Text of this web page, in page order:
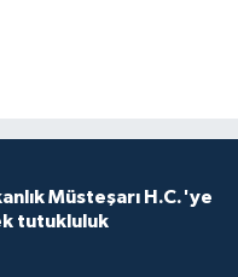
Müsteşarı H.C.'ye
tutukluluk